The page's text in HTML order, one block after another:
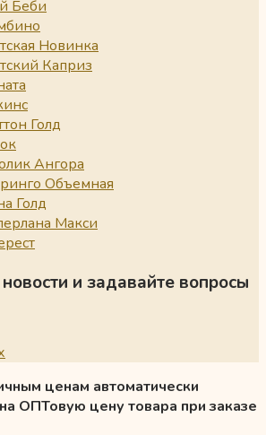
Беби
Новинка
Каприз
Голд
Ангора
Объемная
Голд
Макси
и задавайте вопросы
ценам автоматически
ОПТовую цену товара при заказе